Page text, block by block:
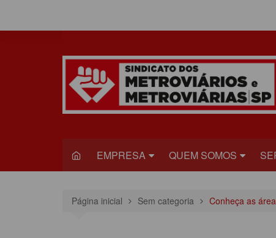
o
EMPRESA
VIAQUATRO
QUEM SOMOS
HISTÓRIA
Página inicial Sem categoria Conheça as